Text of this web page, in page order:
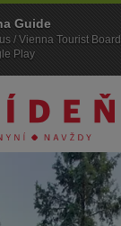
Guide
/ Vienna Tourist Board
Play